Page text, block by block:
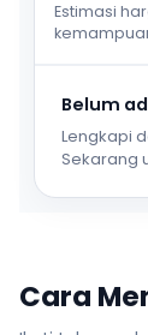
Estimasi
Belum
Lengkapi
Sekarang
Cara